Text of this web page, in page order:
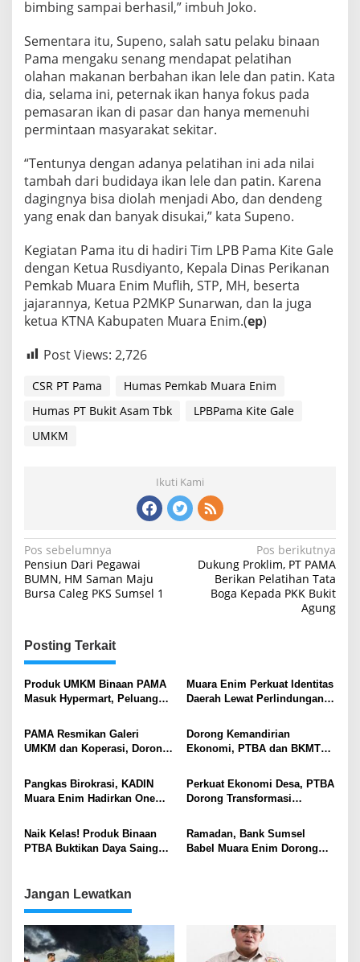
bimbing sampai berhasil,” imbuh Joko.
Sementara itu, Supeno, salah satu pelaku binaan
Pama mengaku senang mendapat pelatihan
olahan makanan berbahan ikan lele dan patin. Kata
dia, selama ini, peternak ikan hanya fokus pada
pemasaran ikan di pasar dan hanya memenuhi
permintaan masyarakat sekitar.
“Tentunya dengan adanya pelatihan ini ada nilai
tambah dari budidaya ikan lele dan patin. Karena
dagingnya bisa diolah menjadi Abo, dan dendeng
yang enak dan banyak disukai,” kata Supeno.
Kegiatan Pama itu di hadiri Tim LPB Pama Kite Gale
dengan Ketua Rusdiyanto, Kepala Dinas Perikanan
Pemkab Muara Enim Muflih, STP, MH, beserta
jajarannya, Ketua P2MKP Sunarwan, dan Ia juga
ketua KTNA Kabupaten Muara Enim.(ep)
Post Views: 2,726
CSR PT Pama
Humas Pemkab Muara Enim
Humas PT Bukit Asam Tbk
LPBPama Kite Gale
UMKM
Ikuti Kami
Navigasi
pos
Pos sebelumnya
Pensiun Dari Pegawai
BUMN, HM Saman Maju
Bursa Caleg PKS Sumsel 1
Pos berikutnya
Dukung Proklim, PT PAMA
Berikan Pelatihan Tata
Boga Kepada PKK Bukit
Agung
Posting Terkait
Produk UMKM Binaan PAMA
Masuk Hypermart, Peluang
Muara Enim Perkuat Identitas
Daerah Lewat Perlindungan
PAMA Resmikan Galeri
UMKM dan Koperasi, Dorong
Pascatambang di Muara Enim
Dorong Kemandirian
Ekonomi, PTBA dan BKMT
Kreasi Vol.7
Pangkas Birokrasi, KADIN
Muara Enim Hadirkan One
Usaha
Perkuat Ekonomi Desa, PTBA
Dorong Transformasi
Penggerak Ekonomi
Berkelanjutan
Naik Kelas! Produk Binaan
PTBA Buktikan Daya Saing
Ramadan, Bank Sumsel
Babel Muara Enim Dorong
Jangan Lewatkan